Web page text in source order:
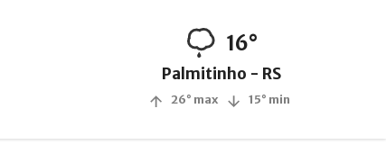
16°
Palmitinho - RS
26° max 15° min